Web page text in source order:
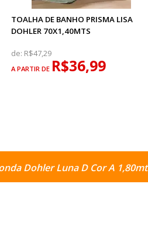
TOALHA DE BANHO PRISMA LISA
DOHLER 70X1,40MTS
de: R$47,29
A PARTIR DE R$36,99
Dohler Luna D Cor A